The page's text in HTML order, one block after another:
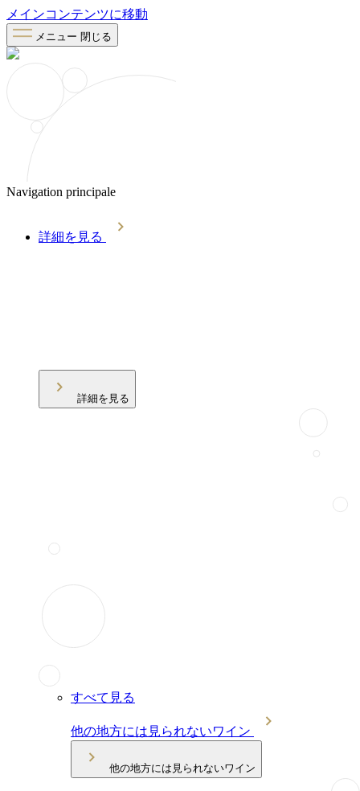
メインコンテンツに移動
メニュー 閉じる
Navigation principale
詳細を見る
詳細を見る
すべて見る
他の地方には見られないワイン
他の地方には見られないワイン